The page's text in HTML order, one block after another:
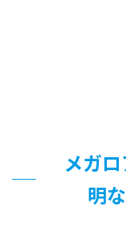
メガ
明